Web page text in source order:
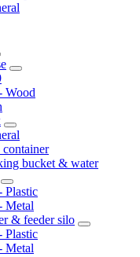
Wood
bucket & water
Plastic
Metal
& feeder silo
Plastic
Metal